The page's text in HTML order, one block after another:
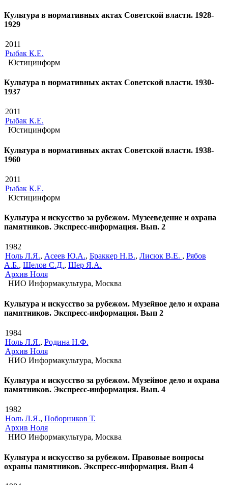
Культура в нормативных актах Советской власти. 1928-
1929
2011
Рыбак К.Е.
Юстицинформ
Культура в нормативных актах Советской власти. 1930-
1937
2011
Рыбак К.Е.
Юстицинформ
Культура в нормативных актах Советской власти. 1938-
1960
2011
Рыбак К.Е.
Юстицинформ
Культура и искусство за рубежом. Музееведение и охрана
памятников. Экспресс-информация. Вып. 2
1982
Ноль Л.Я., Асеев Ю.А., Браккер Н.В., Лисюк В.Е. , Рябов
А.Б., Шелов С.Д., Шер Я.А.
Архив Ноля
НИО Информакультура, Москва
Культура и искусство за рубежом. Музейное дело и охрана
памятников. Экспресс-информация. Вып 2
1984
Ноль Л.Я., Родина Н.Ф.
Архив Ноля
НИО Информакультура, Москва
Культура и искусство за рубежом. Музейное дело и охрана
памятников. Экспресс-информация. Вып. 4
1982
Ноль Л.Я., Поборников Т.
Архив Ноля
НИО Информакультура, Москва
Культура и искусство за рубежом. Правовые вопросы
охраны памятников. Экспресс-информация. Вып 4